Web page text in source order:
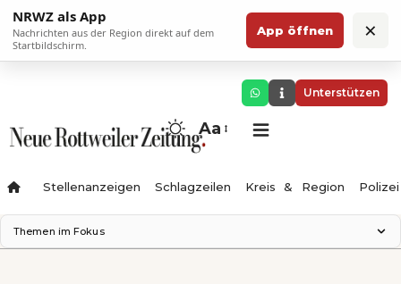
NRWZ als App
Nachrichten aus der Region direkt auf dem
Startbildschirm.
App öffnen ×
Unterstützen
Aa
Stellenanzeigen Schlagzeilen Kreis & Region Polizei
Themen im Fokus